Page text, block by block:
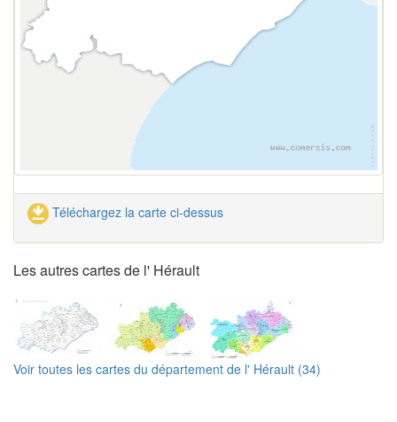
Téléchargez la carte ci-dessus
Les autres cartes de l' Hérault
Voir toutes les cartes du département de l' Hérault (34)